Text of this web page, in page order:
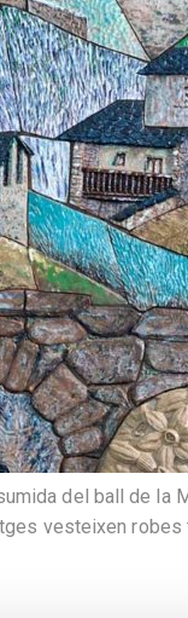
del ball de la
vesteixen